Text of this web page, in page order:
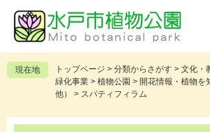
の
先
頭
ー
を
飛
現在地 トップページ > 分類からさがす > 文化・
緑化事業 > 植物公園 > 開花情報・植物を
他）
> スパティフィラム